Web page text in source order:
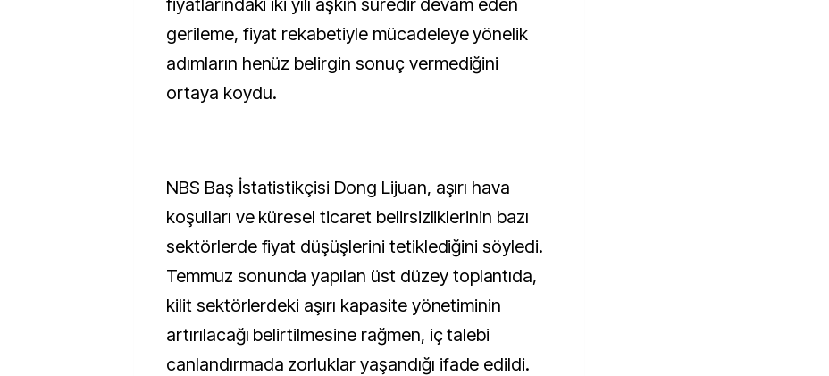
fiyatlarındaki iki yılı aşkın süredir devam eden
gerileme, fiyat rekabetiyle mücadeleye yönelik
adımların henüz belirgin sonuç vermediğini
ortaya koydu.
NBS Baş İstatistikçisi Dong Lijuan, aşırı hava
koşulları ve küresel ticaret belirsizliklerinin bazı
sektörlerde fiyat düşüşlerini tetiklediğini söyledi.
Temmuz sonunda yapılan üst düzey toplantıda,
kilit sektörlerdeki aşırı kapasite yönetiminin
artırılacağı belirtilmesine rağmen, iç talebi
canlandırmada zorluklar yaşandığı ifade edildi.